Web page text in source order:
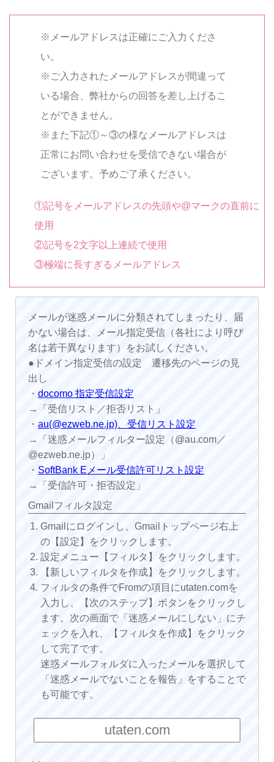
※メールアドレスは正確にご入力くださ
い。
※ご入力されたメールアドレスが間違って
いる場合、弊社からの回答を差し上げるこ
とができません。
※また下記①～③の様なメールアドレスは
正常にお問い合わせを受信できない場合が
ございます。予めご了承ください。
①記号をメールアドレスの先頭や@マークの直前に
使用
②記号を2文字以上連続で使用
③極端に長すぎるメールアドレス
メールが迷惑メールに分類されてしまったり、届
かない場合は、メール指定受信（各社により呼び
名は若干異なります）をお試しください。
●ドメイン指定受信の設定 遷移先のページの見
出し
・ docomo 指定受信設定
→「受信リスト／拒否リスト」
・ au(@ezweb.ne.jp)、受信リスト設定
→「迷惑メールフィルター設定（@au.com／
@ezweb.ne.jp）」
・ SoftBank Eメール受信許可リスト設定
→「受信許可・拒否設定」
Gmailフィルタ設定
Gmailにログインし、Gmailトップページ右上
の【設定】をクリックします。
設定メニュー【フィルタ】をクリックします。
【新しいフィルタを作成】をクリックします。
フィルタの条件でFromの項目にutaten.comを
入力し、【次のステップ】ボタンをクリックし
ます。次の画面で「迷惑メールにしない」にチ
ェックを入れ、【フィルタを作成】をクリック
して完了です。
迷惑メールフォルダに入ったメールを選択して
「迷惑メールでないことを報告」をすることで
も可能です。